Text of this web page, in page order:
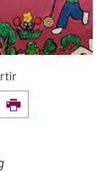
this on Facebook
Print